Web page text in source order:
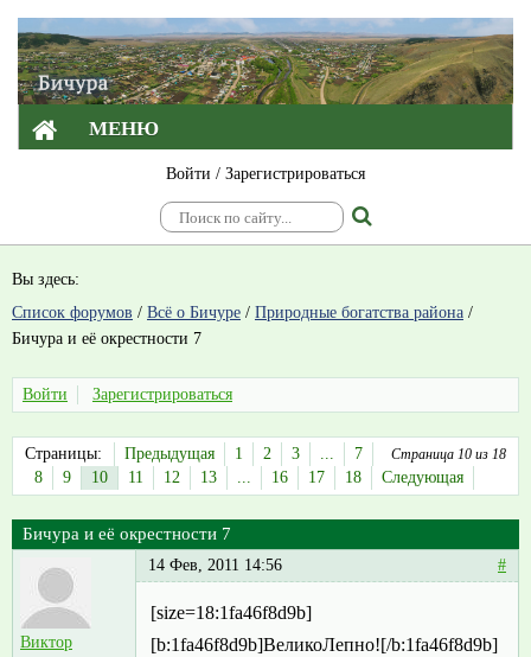
МЕНЮ
Войти / Зарегистрироваться
Вы здесь:
Список форумов / Всё о Бичуре / Природные богатства района /
Бичура и её окрестности 7
Войти Зарегистрироваться
Страница 10 из 18
Страницы: Предыдущая 1 2 3 ...
7
8
9 10 11 12 13 ... 16 17 18 Следующая
Бичура и её окрестности 7
Виктор
14 Фев, 2011 14:56 #
[size=18:1fa46f8d9b]
[b:1fa46f8d9b]ВеликоЛепно![/b:1fa46f8d9b]